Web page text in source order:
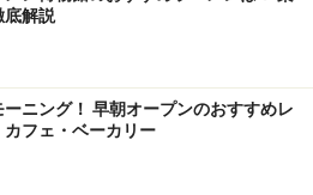
ス席など全47席。テイクアウトし
べることも（画像提供：
発のハンバーガーレストラン
底解説
ニング！ 早朝オープンのおすすめレ
カフェ・ベーカリー